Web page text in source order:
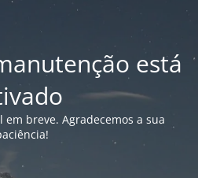
está
breve. Agradecemos a sua